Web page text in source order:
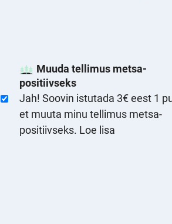
Muuda tellimus metsa-
positiivseks
Jah! Soovin istutada 3€ eest 1
et muuta minu tellimus metsa-
positiivseks. Loe lisa